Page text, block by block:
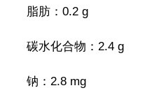
脂肪：0.2 g
碳水化合物：2.4 g
钠：2.8 mg